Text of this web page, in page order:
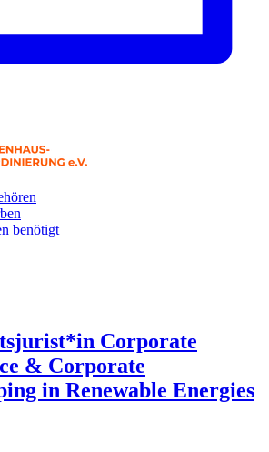
benötigt
Corporate
& Corporate
in Renewable Energies